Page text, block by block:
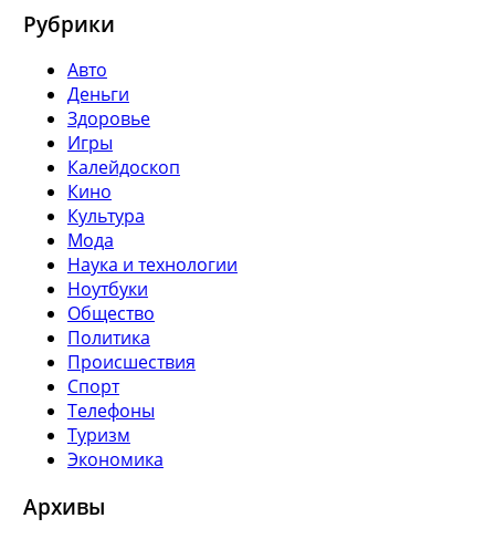
Рубрики
Авто
Деньги
Здоровье
Игры
Калейдоскоп
Кино
Культура
Мода
Наука и технологии
Ноутбуки
Общество
Политика
Происшествия
Спорт
Телефоны
Туризм
Экономика
Архивы